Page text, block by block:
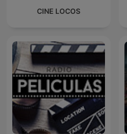
CINE LOCOS